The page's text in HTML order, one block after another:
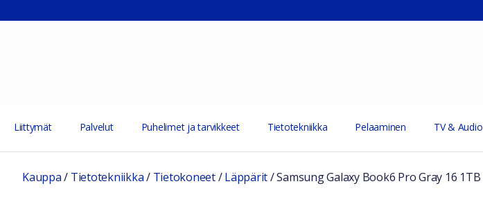
Liittymät Palvelut Puhelimet ja tarvikkeet Tietotekniikka Pelaaminen TV & Audio
Kauppa/ Tietotekniikka/ Tietokoneet/Läppärit/Samsung Galaxy Book6 Pro Gray 16 1TB